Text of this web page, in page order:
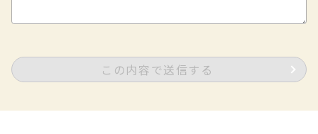
この内容で送信する